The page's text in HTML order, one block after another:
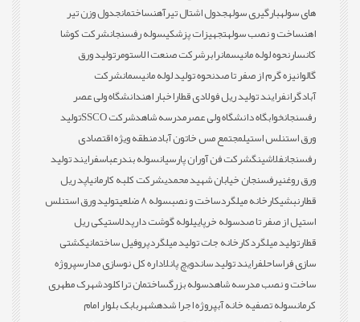
های سولهبارگیری سولهجدول اشتال تیرآهنساختمانجدول وزن تیر
اهنساخت و نصب سولهتجهیزات پزشکیسوله رفسنجانشرکت کوشا
کانسارنحوه لوله مانیسمانرابرشرکت صنعت الاستومرتولید ورق
گالوانیزه گرم از صفر تا صدنحوه تولید لوله مانیسمانشرکت
آبادگرانفرایند تولید ریل فولادی قطاراخبار اهندانشگاه ولی عصر
رفسنجانخوابگاه دانشگاه ولی عصرمدرسه شاهدشرکت SSCO
تولید
ورق استنلس استیلمجتمع مس خاتون آبادمنطقه ویژه اقتصادی
رفسنجانفلاشینگشرکت فن آوران پارسیانسوله بندرعباسفرایند تولید
ورق روغنیرفسنجان خیابان شهید محمدیشرکت کلبه کارمانیاپد ریل
قطارنبشیکارخانه میلگردساخت و نصبسوله 8 ضلعی
تولید ورق استنلس
استیل از صفر تا صدسوله خرپاییلوله گوشت دارپدلاستیکی ریل
قطارتولید میلگردکارخانه جات تولید میلگردپروفیل ساختمانیکشتی
سازی فراساحلفرایند تولید ساندویچ پانلاداره کل نوسازی مدارسپروژه
ساخت و نصب مدرسه شاهدسوله بزرگساختمان تراکلودشهرک مطهری
کرمانسوله تصفیه خانه آبپروژه اجرا شدهشهربابک بلوار امام